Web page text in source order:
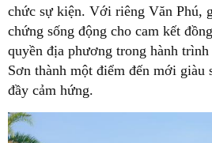
chức sự kiện. Với riêng Văn Phú,
chứng sống động cho cam kết
quyền địa phương trong hành
Sơn thành một điểm đến mới giàu
đầy cảm hứng.